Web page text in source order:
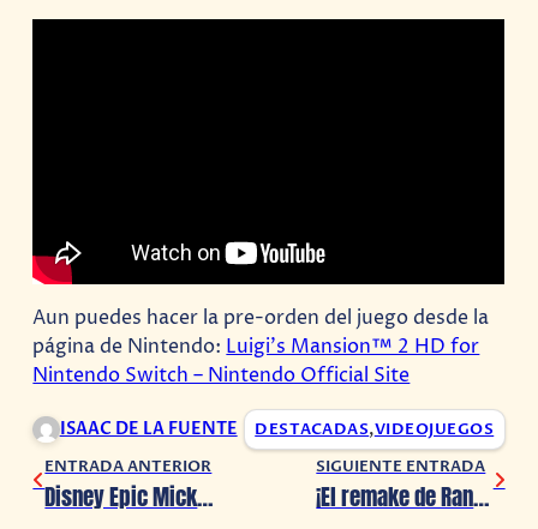
Aun puedes hacer la pre-orden del juego desde la
página de Nintendo: Luigi’s Mansion™ 2 HD for
Nintendo Switch – Nintendo Official Site
ISAAC DE LA FUENTE DESTACADAS,VIDEOJUEGOS
ENTRADA ANTERIOR
Disney Epic Mickey: Rebrushed ya tiene fecha de estreno
SIGUIENTE ENTRADA
¡El remake de Ranma ½ ha sido confirmado!